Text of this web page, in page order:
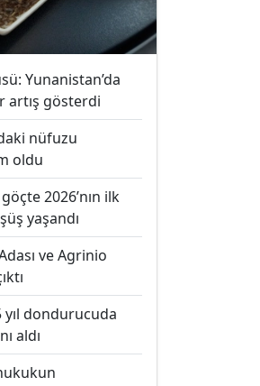
Yunanistan’da
artış gösterdi
nüfuzu
oldu
2026’nın ilk
yaşandı
ve Agrinio
yıl dondurucuda
aldı